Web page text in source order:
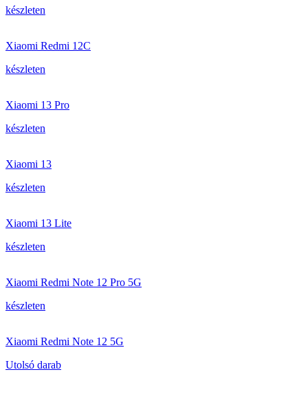
készleten
Xiaomi Redmi 12C
készleten
Xiaomi 13 Pro
készleten
Xiaomi 13
készleten
Xiaomi 13 Lite
készleten
Xiaomi Redmi Note 12 Pro 5G
készleten
Xiaomi Redmi Note 12 5G
Utolsó darab